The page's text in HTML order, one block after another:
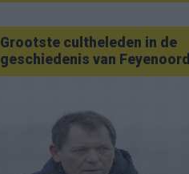
Grootste cultheleden in de
geschiedenis van Feyenoord